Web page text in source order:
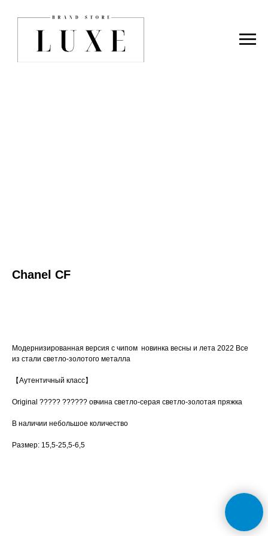
Chanel CF
Модернизированная версия с чипом новинка весны и лета 2022 Все
из стали светло-золотого металла
【Аутентичный класс】
Original ????? ?????? овчина светло-серая светло-золотая пряжка
В наличии небольшое количество
Размер: 15,5-25,5-6,5